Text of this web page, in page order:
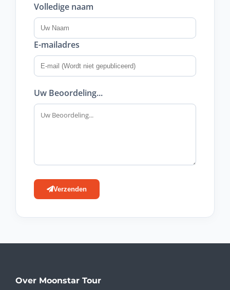
Volledige naam
E-mailadres
Uw Beoordeling...
Verzenden
Over Moonstar Tour